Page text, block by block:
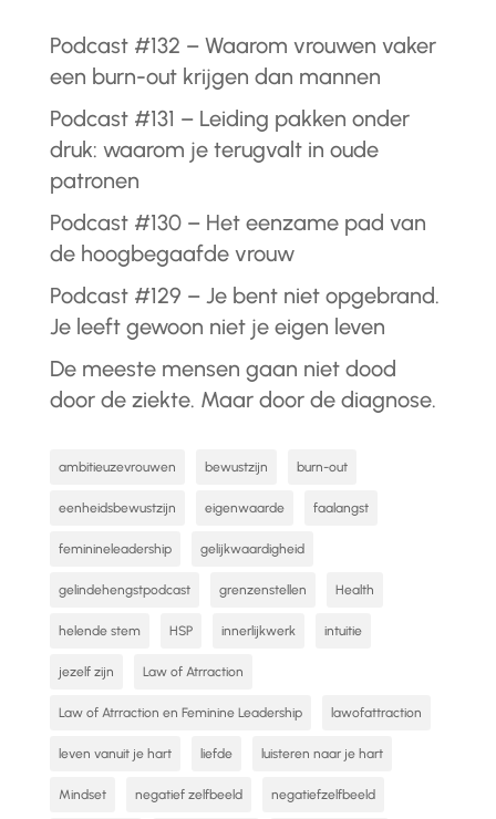
Podcast #132 – Waarom vrouwen vaker
een burn-out krijgen dan mannen
Podcast #131 – Leiding pakken onder
druk: waarom je terugvalt in oude
patronen
Podcast #130 – Het eenzame pad van
de hoogbegaafde vrouw
Podcast #129 – Je bent niet opgebrand.
Je leeft gewoon niet je eigen leven
De meeste mensen gaan niet dood
door de ziekte. Maar door de diagnose.
ambitieuzevrouwen bewustzijn burn-out
eenheidsbewustzijn eigenwaarde faalangst
feminineleadership gelijkwaardigheid
gelindehengstpodcast grenzenstellen Health
helende stem HSP innerlijkwerk intuitie
jezelf zijn Law of Atrraction
Law of Atrraction en Feminine Leadership lawofattraction
leven vanuit je hart liefde luisteren naar je hart
Mindset negatief zelfbeeld negatiefzelfbeeld